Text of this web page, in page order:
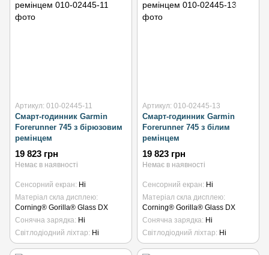
Артикул: 010-02445-11
Смарт-годинник Garmin
Forerunner 745 з бірюзовим
ремінцем
19 823 грн
Немає в наявності
Сенсорний екран Ні
Матеріал скла дисплею
Corning® Gorilla® Glass DX
Сонячна зарядка Ні
Світлодіодний ліхтар Ні
Артикул: 010-02445-13
Смарт-годинник Garmin
Forerunner 745 з білим
ремінцем
19 823 грн
Немає в наявності
Сенсорний екран Ні
Матеріал скла дисплею
Corning® Gorilla® Glass DX
Сонячна зарядка Ні
Світлодіодний ліхтар Ні